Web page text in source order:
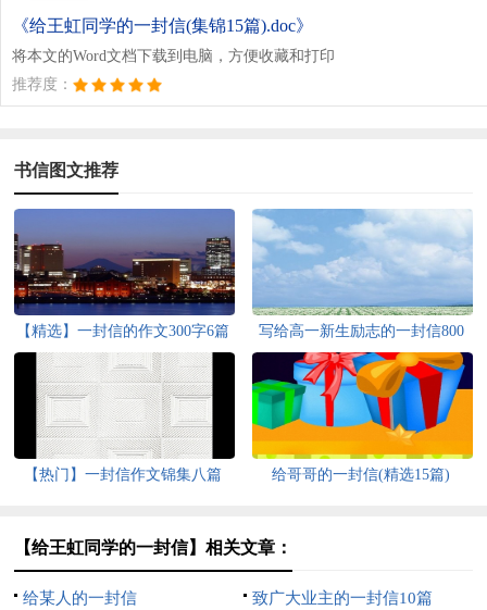
《给王虹同学的一封信(集锦15篇).doc》
将本文的Word文档下载到电脑，方便收藏和打印
推荐度：
书信图文推荐
【精选】一封信的作文300字6篇
写给高一新生励志的一封信800
字（精选5篇）
【热门】一封信作文锦集八篇 给哥哥的一封信(精选15篇)
【给王虹同学的一封信】相关文章：
给某人的一封信
致广大业主的一封信10篇